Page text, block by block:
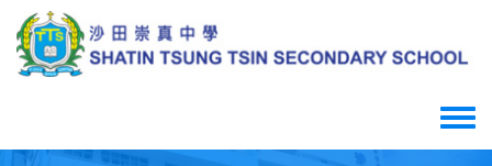
main
content
Toggle
menu